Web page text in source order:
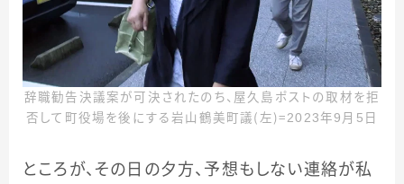
辞職勧告決議案が可決されたのち、屋久島ポストの取材を拒
否して町役場を後にする岩山鶴美町議（左）＝2023年9月5日
ところが、その日の夕方、予想もしない連絡が私